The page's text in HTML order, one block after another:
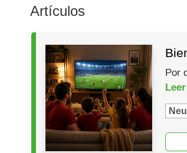
Artículos
Por